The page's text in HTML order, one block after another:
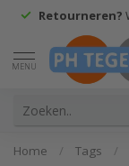
Retourneren?
MENU
Home / Tags /